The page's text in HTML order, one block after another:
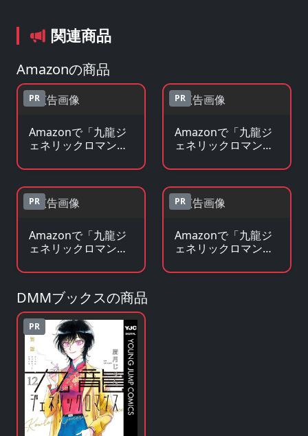
関連商品
Amazonの商品
PR
Amazonで「九龍ジ
ェネリックロマン
を見る
PR
Amazonで「九龍ジ
ェネリックロマン
を見る
PR
Amazonで「九龍ジ
ェネリックロマン
ノベを見る
PR
Amazonで「九龍ジ
ェネリックロマン
ギュアを見る
DMMブックスの商品
PR